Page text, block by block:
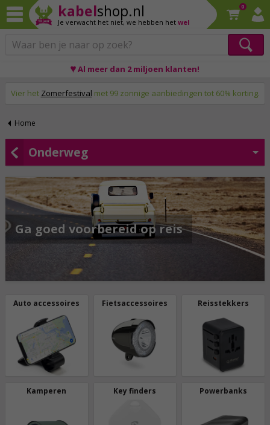
kabelshop.nl
Je verwacht het niet, we hebben het wel
0
♥ Al meer dan 2 miljoen klanten!
Vier het Zomerfestival met 99 zonnige aanbiedingen tot 60% korting.
Home
Onderweg
Ga goed voorbereid op reis
Auto accessoires Fietsaccessoires Reisstekkers
Kamperen Key finders Powerbanks